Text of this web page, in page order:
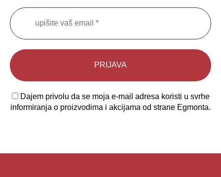
Dajem privolu da se moja e-mail adresa koristi u svrhe
informiranja o proizvodima i akcijama od strane Egmonta.